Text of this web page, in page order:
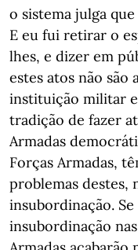
o sistema julga
E eu fui retirar o
lhes, e dizer em
estes atos não são
instituição militar
tradição de fazer
Armadas
Forças Armadas,
problemas destes,
insubordinação.
insubordinação